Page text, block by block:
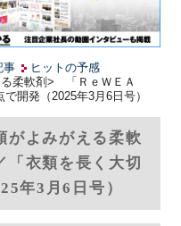
事
ヒットの予感
柔軟剤> 「ＲｅＷＥＡ
開発（2025年3月6日号）
がよみがえる柔軟
衣類を長く大切
年3月6日号）